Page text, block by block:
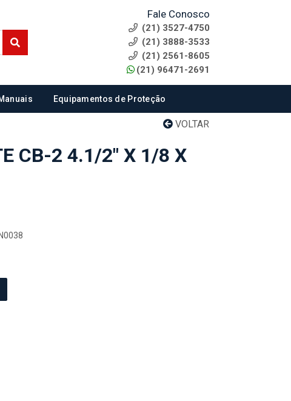
Fale Conosco
(21) 3527-4750
(21) 3888-3533
(21) 2561-8605
(21) 96471-2691
Equipamentos de Proteção
VOLTAR
CB-2 4.1/2" X 1/8 X